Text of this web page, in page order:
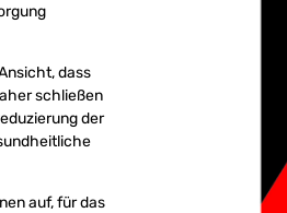
dass
schließen
der
auf, für das